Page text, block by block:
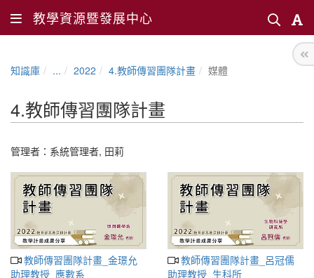
教學資源暨發展中心
知識庫 ... 2022 4.教師傳習團隊計畫 媒體
4.教師傳習團隊計畫
管理者： 系統管理者, 田莉
教師傳習團隊計畫_金璟允
助理教授_應數系
教師傳習團隊計畫_呂冠儒
助理教授_生科所